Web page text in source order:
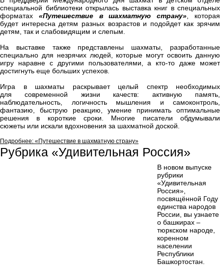
специальной библиотеки открылась выставка книг в специальных
форматах «Путешествие в шахматную страну» , которая
будет интересна детям разных возрастов и подойдет как зрячим
детям, так и слабовидящим и слепым.
На выставке также представлены шахматы, разработанные
специально для незрячих людей, которые могут освоить данную
игру наравне с другими пользователями, а кто-то даже может
достигнуть еще больших успехов.
Игра в шахматы раскрывает целый спектр необходимых
для современной жизни качеств: активную память,
наблюдательность, логичность мышления и самоконтроль,
фантазию, быструю реакцию, умение принимать оптимальные
решения в короткие сроки. Многие писатели обдумывали
сюжеты или искали вдохновения за шахматной доской.
Подробнее: «Путешествие в шахматную страну»
Рубрика «Удивительная Россия»
В новом выпуске
рубрики
«Удивительная
Россия»,
посвящённой Году
единства народов
России, вы узнаете
о башкирах –
тюркском народе,
коренном
населении
Республики
Башкортостан.